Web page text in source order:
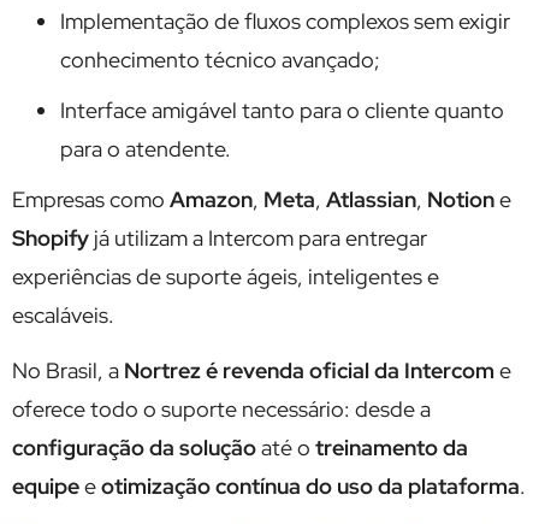
Implementação de fluxos complexos sem exigir
conhecimento técnico avançado;
Interface amigável tanto para o cliente quanto
para o atendente.
Empresas como Amazon, Meta, Atlassian, Notione
Shopify já utilizam a Intercom para entregar
experiências de suporte ágeis, inteligentes e
escaláveis.
No Brasil, a Nortrez é revenda oficial da Intercom e
oferece todo o suporte necessário: desde a
configuração da soluçãoaté o treinamento da
equipeeotimização contínua do uso da plataforma.